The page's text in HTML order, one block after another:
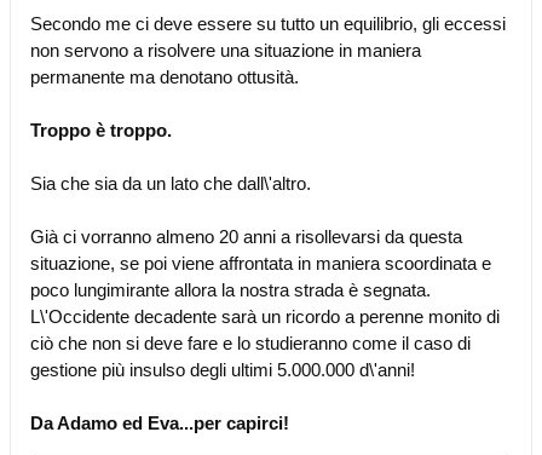
Secondo me ci deve essere su tutto un equilibrio, gli eccessi
non servono a risolvere una situazione in maniera
permanente ma denotano ottusità.
Troppo è troppo.
Sia che sia da un lato che dall\'altro.
Già ci vorranno almeno 20 anni a risollevarsi da questa
situazione, se poi viene affrontata in maniera scoordinata e
poco lungimirante allora la nostra strada è segnata.
L\'Occidente decadente sarà un ricordo a perenne monito di
ciò che non si deve fare e lo studieranno come il caso di
gestione più insulso degli ultimi 5.000.000 d\'anni!
Da Adamo ed Eva...per capirci!